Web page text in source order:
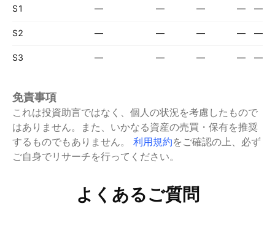
S1 — — — — —
S2 — — — — —
S3 — — — — —
免責事項
これは投資助言ではなく、個人の状況を考慮したもので
はありません。また、いかなる資産の売買・保有を推奨
するものでもありません。
利用規約をご確認の上、必ず
ご自身でリサーチを行ってください。
よくあるご質問